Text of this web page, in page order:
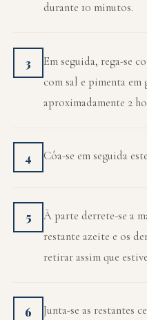
durante 10 minutos.
3
Em seguida, rega-se
com sal e pimenta em
aproximadamente 2
4 Côa-se em seguida
5
À parte derrete-se a
restante azeite e os
retirar assim que
6
Junta-se as restantes